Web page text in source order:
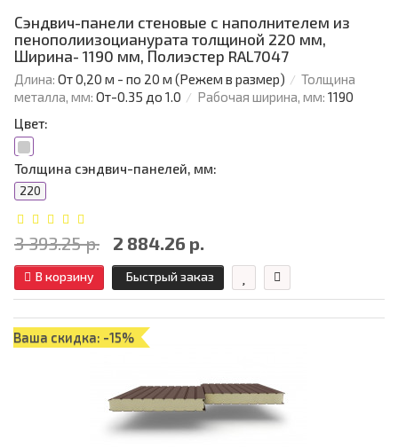
Сэндвич-панели стеновые с наполнителем из
пенополиизоцианурата толщиной 220 мм,
Ширина- 1190 мм, Полиэстер RAL7047
Длина: От 0,20 м - по 20 м (Режем в размер)
Толщина
металла, мм: От-0.35 до 1.0 Рабочая ширина, мм: 1190
Цвет:
Толщина сэндвич-панелей, мм:
220
3 393.25 р. 2 884.26 р.
В корзину Быстрый заказ
Ваша скидка: -15%